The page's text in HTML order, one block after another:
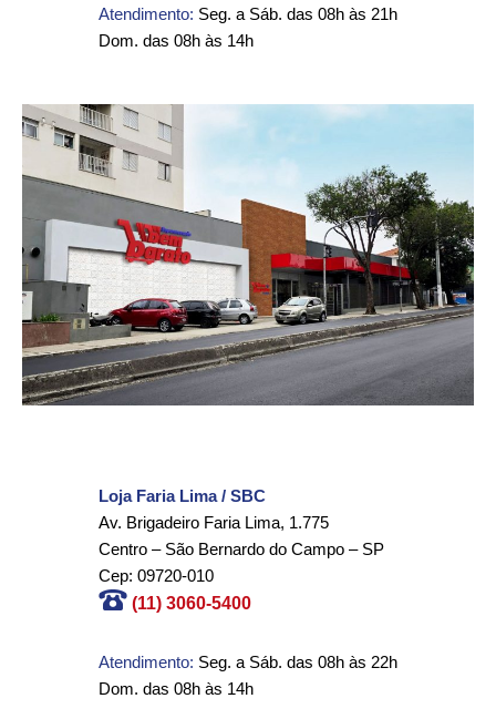
Atendimento: Seg. a Sáb. das 08h às 21h
Dom. das 08h às 14h
Loja Faria Lima / SBC
Av. Brigadeiro Faria Lima, 1.775
Centro – São Bernardo do Campo – SP
Cep: 09720-010
(11) 3060-5400
Atendimento: Seg. a Sáb. das 08h às 22h
Dom. das 08h às 14h